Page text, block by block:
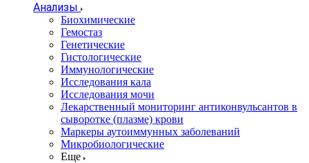
Анализы
Биохимические
Гемостаз
Генетические
Гистологические
Иммунологические
Исследования кала
Исследования мочи
Лекарственный мониторинг антиконвульсантов в
сыворотке (плазме) крови
Маркеры аутоиммунных заболеваний
Микробиологические
Еще